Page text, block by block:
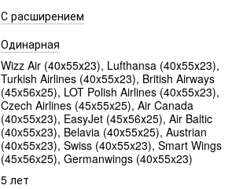
С расширением
Одинарная
Wizz Air (40х55х23), Lufthansa (40х55х23),
Turkish Airlines (40x55x23), British Airways
(45x56x25), LOT Polish Airlines (40x55x23),
Czech Airlines (45x55x25), Air Canada
(40x55x23), EasyJet (45х56х25), Air Baltic
(40x55x23), Belavia (40х55х25), Austrian
(40x55x23), Swiss (40x55x23), Smart Wings
(45x56x25), Germanwings (40x55x23)
5 лет